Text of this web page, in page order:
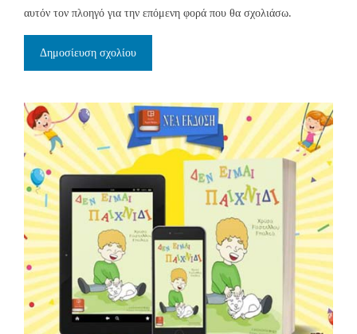
αυτόν τον πλοηγό για την επόμενη φορά που θα σχολιάσω.